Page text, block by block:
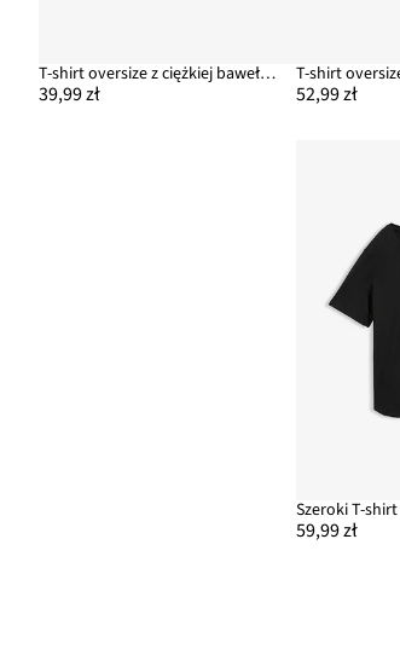
T-shirt oversize z ciężkiej bawełny organicznej
39,99 zł 52,99 zł
59,99 zł